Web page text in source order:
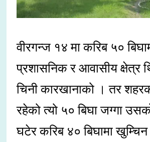
वीरगन्ज १४ मा करिब ५०
प्रशासनिक र आवासीय क्षेत्र
चिनी कारखानाको । तर
रहेको त्यो ५० बिघा जग्गा
घटेर करिब ४० बिघामा